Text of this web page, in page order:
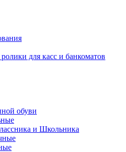
для касс и банкоматов
обуви
и Школьника